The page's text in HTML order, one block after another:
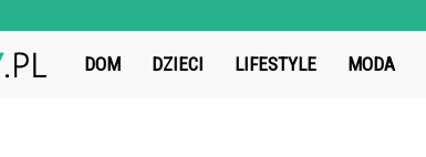
ZwiazekIdealny.pl
DOM DZIECI LIFESTYLE MODA